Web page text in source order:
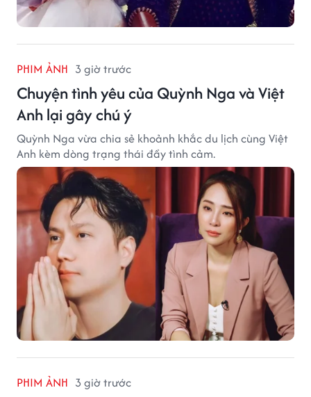
PHIM ẢNH 3 giờ trước
Chuyện tình yêu của Quỳnh Nga và Việt
Anh lại gây chú ý
Quỳnh Nga vừa chia sẻ khoảnh khắc du lịch cùng Việt
Anh kèm dòng trạng thái đầy tình cảm.
PHIM ẢNH 3 giờ trước